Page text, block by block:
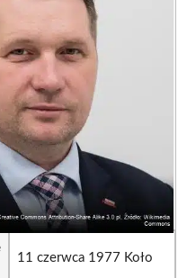
11 czerwca 1977 Koło